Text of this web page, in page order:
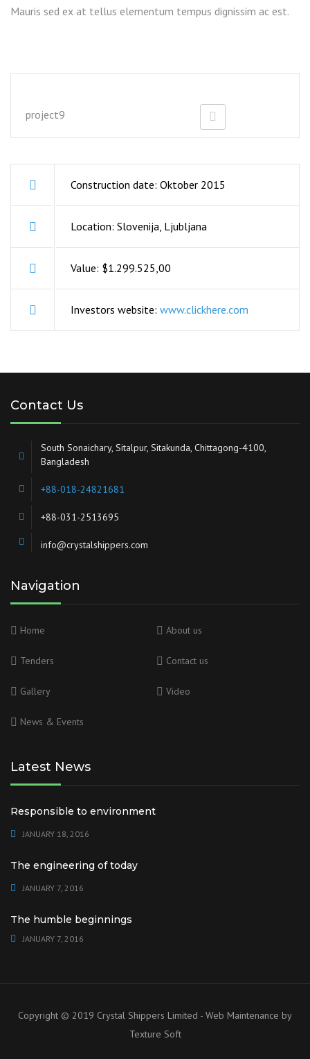
Mauris sed ex at tellus elementum tempus dignissim ac est.
project9
Construction date: Oktober 2015
Location: Slovenija, Ljubljana
Value: $1.299.525,00
Investors website: www.clickhere.com
Contact Us
South Sonaichary, Sitalpur, Sitakunda, Chittagong-4100,
Bangladesh
+88-018-24821681
+88-031-2513695
info@crystalshippers.com
Navigation
Home About us
Tenders Contact us
Gallery Video
News & Events
Latest News
Responsible to environment
JANUARY 18, 2016
The engineering of today
JANUARY 7, 2016
The humble beginnings
JANUARY 7, 2016
Copyright © 2019 Crystal Shippers Limited - Web Maintenance by
Texture Soft